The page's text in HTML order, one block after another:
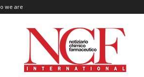
we are
NCF
International